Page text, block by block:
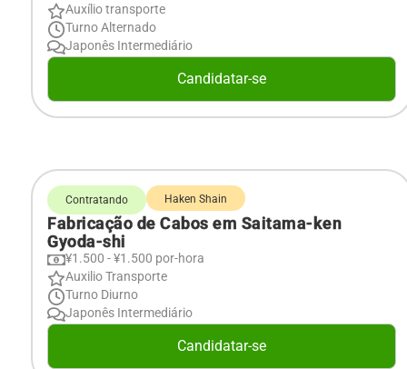
Auxílio transporte
Turno Alternado
Japonês Intermediário
Candidatar-se
Contratando Haken Shain
Fabricação de Cabos em Saitama-ken
Gyoda-shi
¥1.500 - ¥1.500 por-hora
Auxilio Transporte
Turno Diurno
Japonês Intermediário
Candidatar-se